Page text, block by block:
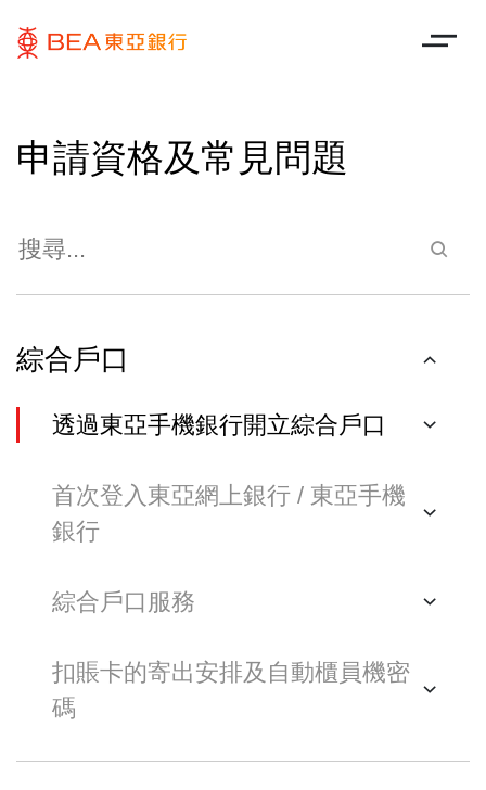
申請資格及常見問題
綜合戶口
透過東亞手機銀行開立綜合戶口
首次登入東亞網上銀行 / 東亞手機
銀行
綜合戶口服務
扣賬卡的寄出安排及自動櫃員機密
碼